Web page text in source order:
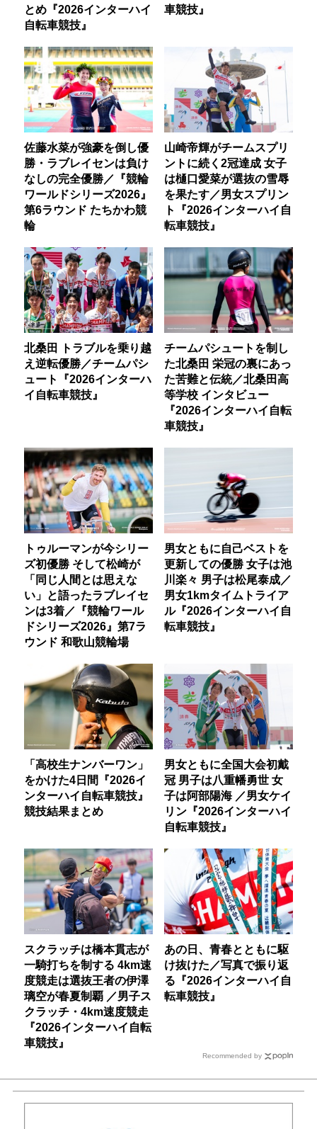
とめ『2026インターハイ
自転車競技』
車競技』
佐藤水菜が強豪を倒し優
勝・ラブレイセンは負け
なしの完全優勝／『競輪
ワールドシリーズ2026』
第6ラウンド たちかわ競
輪
山崎帝輝がチームスプリ
ントに続く2冠達成 女子
は樋口愛菜が選抜の雪辱
を果たす／男女スプリン
ト『2026インターハイ自
転車競技』
北桑田 トラブルを乗り越
え逆転優勝／チームパシ
ュート『2026インターハ
イ自転車競技』
チームパシュートを制し
た北桑田 栄冠の裏にあっ
た苦難と伝統／北桑田高
等学校 インタビュー
『2026インターハイ自転
車競技』
トゥルーマンが今シリー
ズ初優勝 そして松崎が
「同じ人間とは思えな
い」と語ったラブレイセ
ンは3着／『競輪ワール
ドシリーズ2026』第7ラ
ウンド 和歌山競輪場
男女ともに自己ベストを
更新しての優勝 女子は池
川楽々 男子は松尾泰成／
男女1kmタイムトライア
ル『2026インターハイ自
転車競技』
「高校生ナンバーワン」
をかけた4日間『2026イ
ンターハイ自転車競技』
競技結果まとめ
男女ともに全国大会初戴
冠 男子は八重幡勇世 女
子は阿部陽海 ／男女ケイ
リン『2026インターハイ
自転車競技』
スクラッチは橋本貫志が
一騎打ちを制する 4km速
度競走は選抜王者の伊澤
璃空が春夏制覇 ／男子ス
クラッチ・4km速度競走
『2026インターハイ自転
車競技』
あの日、青春とともに駆
け抜けた／写真で振り返
る『2026インターハイ自
転車競技』
Recommended by